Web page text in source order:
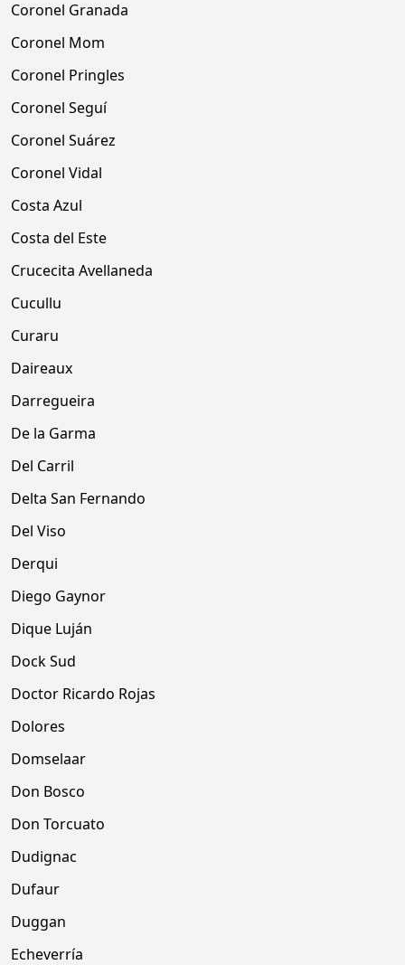
Coronel Granada
Coronel Mom
Coronel Pringles
Coronel Seguí
Coronel Suárez
Coronel Vidal
Costa Azul
Costa del Este
Crucecita Avellaneda
Cucullu
Curaru
Daireaux
Darregueira
De la Garma
Del Carril
Delta San Fernando
Del Viso
Derqui
Diego Gaynor
Dique Luján
Dock Sud
Doctor Ricardo Rojas
Dolores
Domselaar
Don Bosco
Don Torcuato
Dudignac
Dufaur
Duggan
Echeverría